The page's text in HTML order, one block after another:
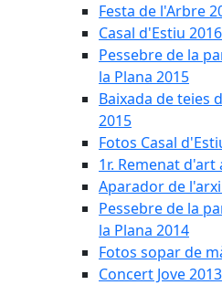
Festa de l'Arbre
Casal d'Estiu 2016
Pessebre de la
la Plana 2015
Baixada de teies
2015
Fotos Casal
1r. Remenat d'art
Aparador de
Pessebre de la
la Plana 2014
Fotos sopar de
Concert Jove 2013